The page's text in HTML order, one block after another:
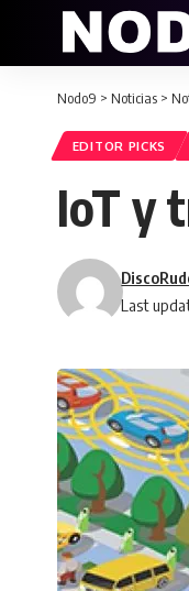
Nodo9 > Noticias >
EDITOR PICKS
IoT y
Last